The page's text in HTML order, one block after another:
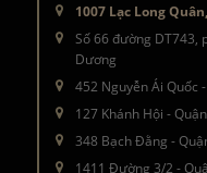
1007 Lạc Long
Số 66 đường DT743,
Dương
452 Nguyễn Ái Quốc
127 Khánh Hội -
348 Bạch Đằng -
1411 Đường 3/2 -